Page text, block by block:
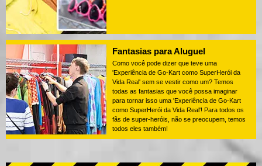
Fantasias para Aluguel
Como você pode dizer que teve uma
'Experiência de Go-Kart como SuperHerói da
Vida Real' sem se vestir como um? Temos
todas as fantasias que você possa imaginar
para tornar isso uma 'Experiência de Go-Kart
como SuperHerói da Vida Real'! Para todos os
fãs de super-heróis, não se preocupem, temos
todos eles também!